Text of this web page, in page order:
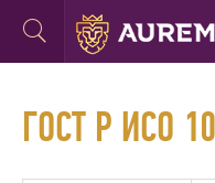
ГОСТ Р ИСО